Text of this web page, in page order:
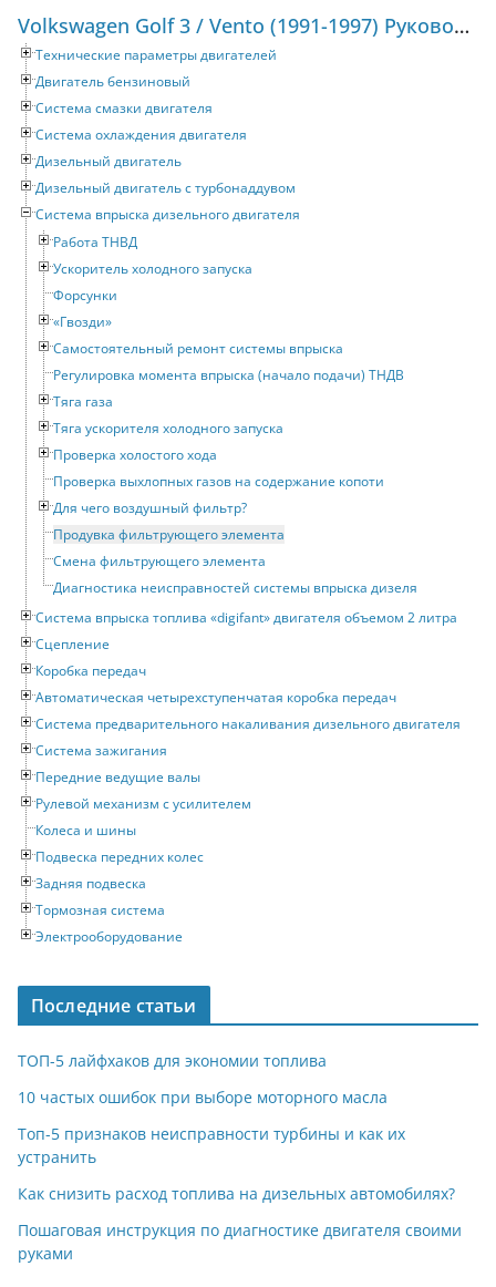
Volkswagen Golf 3 / Vento (1991-1997) Руководство по ремонту и техническому обслуживанию
Технические параметры двигателей
Двигатель бензиновый
Система смазки двигателя
Система охлаждения двигателя
Дизельный двигатель
Дизельный двигатель с турбонаддувом
Система впрыска дизельного двигателя
Работа ТНВД
Ускоритель холодного запуска
Форсунки
«Гвозди»
Самостоятельный ремонт системы впрыска
Регулировка момента впрыска (начало подачи) ТНДВ
Тяга газа
Тяга ускорителя холодного запуска
Проверка холостого хода
Проверка выхлопных газов на содержание копоти
Для чего воздушный фильтр?
Продувка фильтрующего элемента
Смена фильтрующего элемента
Диагностика неисправностей системы впрыска дизеля
Система впрыска топлива «digifant» двигателя объемом 2 литра
Сцепление
Коробка передач
Автоматическая четырехступенчатая коробка передач
Система предварительного накаливания дизельного двигателя
Система зажигания
Передние ведущие валы
Рулевой механизм с усилителем
Колеса и шины
Подвеска передних колес
Задняя подвеска
Тормозная система
Электрооборудование
Последние статьи
ТОП-5 лайфхаков для экономии топлива
10 частых ошибок при выборе моторного масла
Топ-5 признаков неисправности турбины и как их
устранить
Как снизить расход топлива на дизельных автомобилях?
Пошаговая инструкция по диагностике двигателя своими
руками